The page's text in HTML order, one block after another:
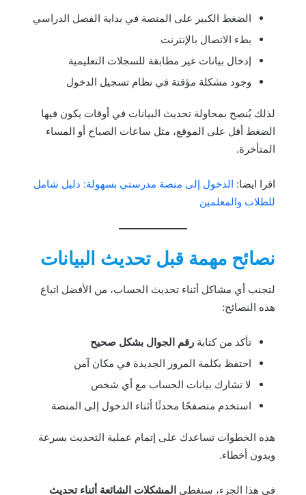
الضغط الكبير على المنصة في بداية الفصل الدراسي
بطء الاتصال بالإنترنت
إدخال بيانات غير مطابقة للسجلات التعليمية
وجود مشكلة مؤقتة في نظام تسجيل الدخول
لذلك يُنصح بمحاولة تحديث البيانات في أوقات يكون فيها
الضغط أقل على الموقع، مثل ساعات الصباح أو المساء
المتأخرة.
اقرا ايضا: الدخول إلى منصة مدرستي بسهولة: دليل شامل
للطلاب والمعلمين
نصائح مهمة قبل تحديث البيانات
لتجنب أي مشاكل أثناء تحديث الحساب، من الأفضل اتباع
هذه النصائح:
تأكد من كتابة رقم الجوال بشكل صحيح
احتفظ بكلمة المرور الجديدة في مكان آمن
لا تشارك بيانات الحساب مع أي شخص
استخدم متصفحًا محدثًا أثناء الدخول إلى المنصة
هذه الخطوات تساعدك على إتمام عملية التحديث بسرعة
وبدون أخطاء.
في هذا الجزء، سنغطي المشكلات الشائعة أثناء تحديث